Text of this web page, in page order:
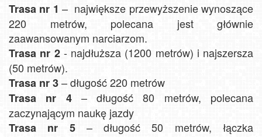
Trasa nr 1 – największe przewyższenie wynoszące
220 metrów, polecana jest głównie
zaawansowanym narciarzom.
Trasa nr 2- najdłuższa (1200 metrów) i najszersza
(50 metrów).
Trasa nr 3– długość 220 metrów
Trasa nr 4– długość 80 metrów, polecana
zaczynającym naukę jazdy
Trasa nr 5– długość 50 metrów, łączka